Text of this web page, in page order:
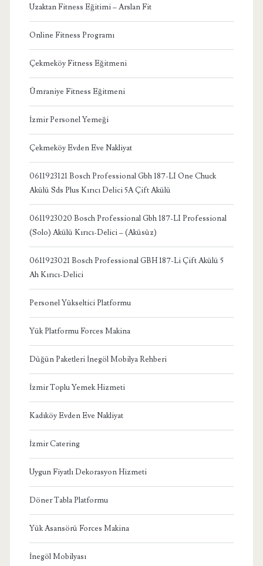
Uzaktan Fitness Eğitimi – Arslan Fit
Online Fitness Programı
Çekmeköy Fitness Eğitmeni
Ümraniye Fitness Eğitmeni
İzmir Personel Yemeği
Çekmeköy Evden Eve Nakliyat
0611923121 Bosch Professional Gbh 187-LI One Chuck
Akülü Sds Plus Kırıcı Delici 5A Çift Akülü
0611923020 Bosch Professional Gbh 187-LI Professional
(Solo) Akülü Kırıcı-Delici – (Aküsüz)
0611923021 Bosch Professional GBH 187-Li Çift Akülü 5
Ah Kırıcı-Delici
Personel Yükseltici Platformu
Yük Platformu Forces Makina
Düğün Paketleri İnegöl Mobilya Rehberi
İzmir Toplu Yemek Hizmeti
Kadıköy Evden Eve Nakliyat
İzmir Catering
Uygun Fiyatlı Dekorasyon Hizmeti
Döner Tabla Platformu
Yük Asansörü Forces Makina
İnegöl Mobilyası